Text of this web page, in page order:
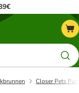
Closer Pets